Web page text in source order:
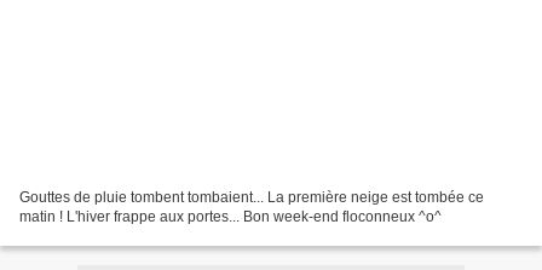
Gouttes de pluie tombent tombaient... La première neige est tombée ce
matin ! L'hiver frappe aux portes... Bon week-end floconneux ^o^